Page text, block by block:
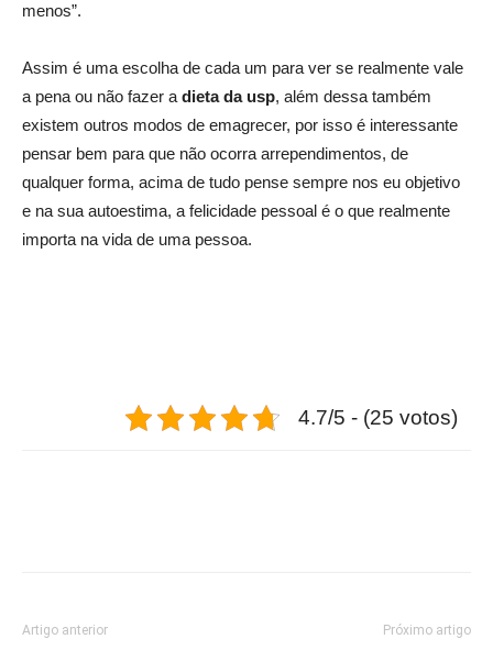
menos”.
Assim é uma escolha de cada um para ver se realmente vale
a pena ou não fazer a dieta da usp, além dessa também
existem outros modos de emagrecer, por isso é interessante
pensar bem para que não ocorra arrependimentos, de
qualquer forma, acima de tudo pense sempre nos eu objetivo
e na sua autoestima, a felicidade pessoal é o que realmente
importa na vida de uma pessoa.
4.7/5 - (25 votos)
Artigo anterior Próximo artigo